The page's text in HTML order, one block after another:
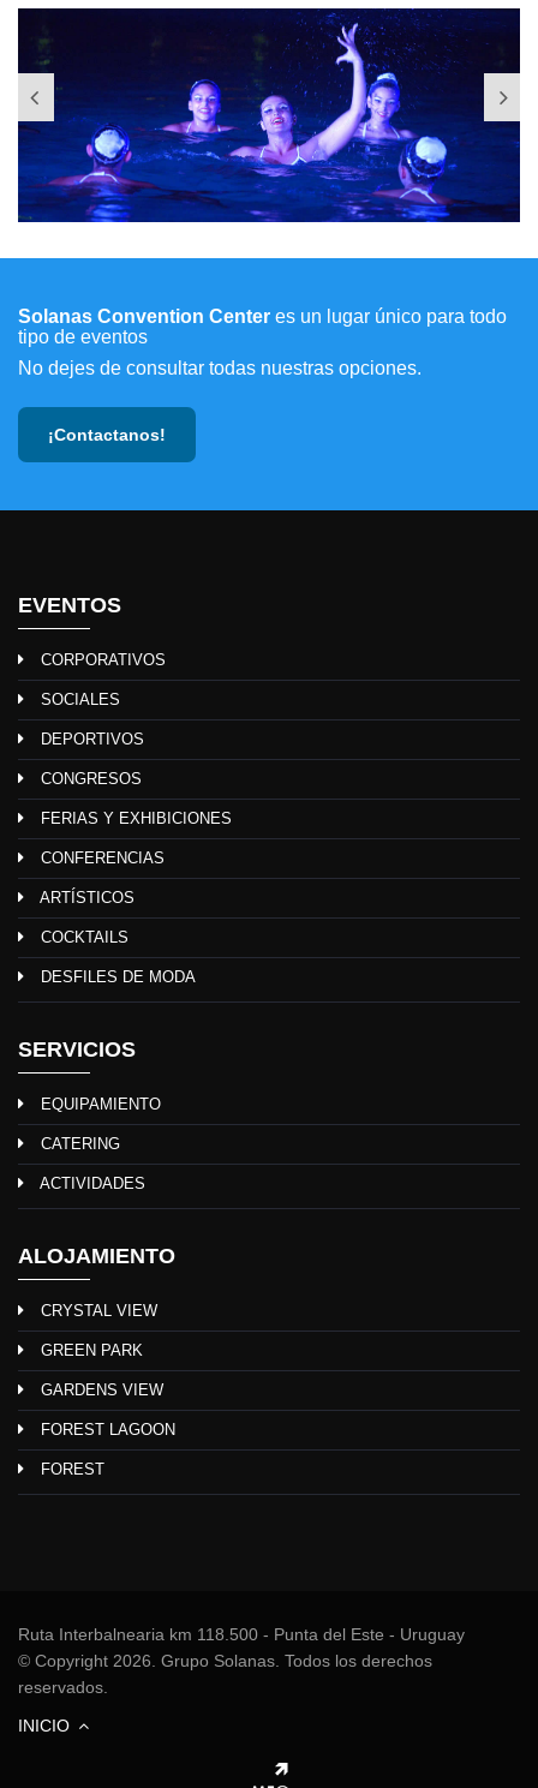
Solanas Convention Center es un lugar único para todo
tipo de eventos
No dejes de consultar todas nuestras opciones.
¡Contactanos!
EVENTOS
CORPORATIVOS
SOCIALES
DEPORTIVOS
CONGRESOS
FERIAS Y EXHIBICIONES
CONFERENCIAS
ARTÍSTICOS
COCKTAILS
DESFILES DE MODA
SERVICIOS
EQUIPAMIENTO
CATERING
ACTIVIDADES
ALOJAMIENTO
CRYSTAL VIEW
GREEN PARK
GARDENS VIEW
FOREST LAGOON
FOREST
Ruta Interbalnearia km 118.500 - Punta del Este - Uruguay
© Copyright 2026. Grupo Solanas. Todos los derechos
reservados.
INICIO